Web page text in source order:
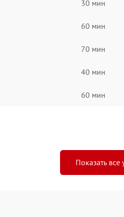
30 мин
60 мин
70 мин
40 мин
60 мин
Показать все